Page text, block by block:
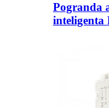
Pogranda
inteligenta